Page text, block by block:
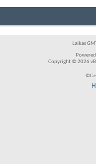
Laikas
Copyright © 2026